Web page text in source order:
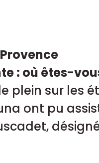
: où êtes-
plein sur les
ont pu